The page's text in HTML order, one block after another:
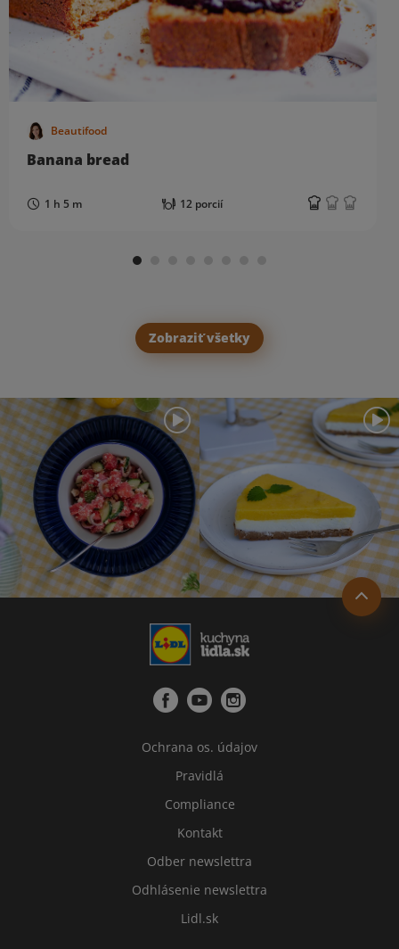
Beautifood
Banana bread
1 h 5 m 12 porcií
Zobraziť všetky
Ochrana os. údajov
Pravidlá
Compliance
Kontakt
Odber newslettra
Odhlásenie newslettra
Lidl.sk